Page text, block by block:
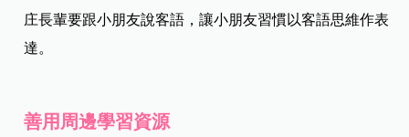
庄長輩要跟小朋友說客語，讓小朋友習慣以客語思維作表
達。
善用周邊學習資源